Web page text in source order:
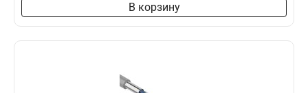
В корзину